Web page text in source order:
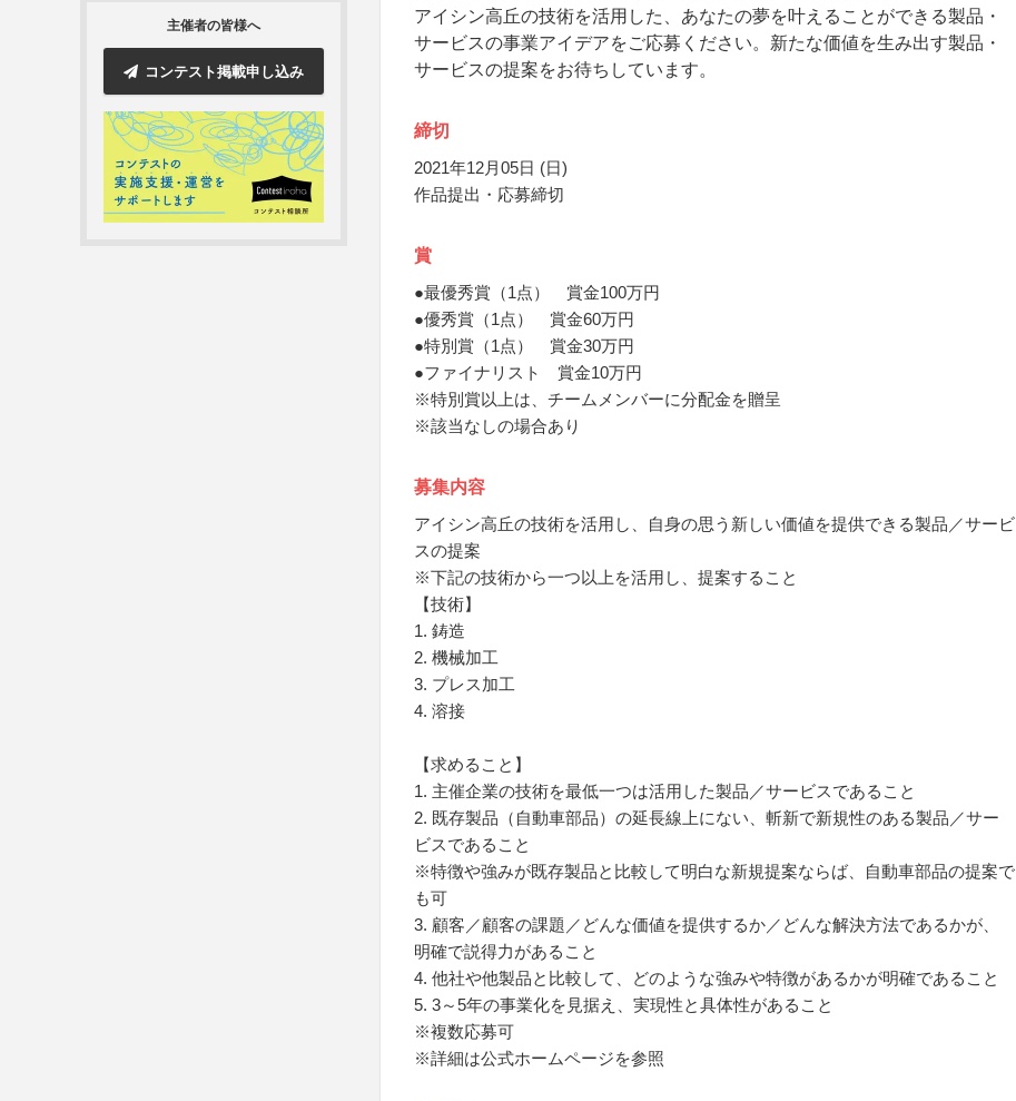
主催者の皆様へ
コンテスト掲載申し込み
アイシン高丘の技術を活用した、あなたの夢を叶えることができる製品・
サービスの事業アイデアをご応募ください。新たな価値を生み出す製品・
サービスの提案をお待ちしています。
締切
2021年12月05日 (日)
作品提出・応募締切
賞
●最優秀賞（1点） 賞金100万円
●優秀賞（1点） 賞金60万円
●特別賞（1点） 賞金30万円
●ファイナリスト 賞金10万円
※特別賞以上は、チームメンバーに分配金を贈呈
※該当なしの場合あり
募集内容
アイシン高丘の技術を活用し、自身の思う新しい価値を提供できる製品／サービ
スの提案
※下記の技術から一つ以上を活用し、提案すること
【技術】
1. 鋳造
2. 機械加工
3. プレス加工
4. 溶接
【求めること】
1. 主催企業の技術を最低一つは活用した製品／サービスであること
2. 既存製品（自動車部品）の延長線上にない、斬新で新規性のある製品／サー
ビスであること
※特徴や強みが既存製品と比較して明白な新規提案ならば、自動車部品の提案で
も可
3. 顧客／顧客の課題／どんな価値を提供するか／どんな解決方法であるかが、
明確で説得力があること
4. 他社や他製品と比較して、どのような強みや特徴があるかが明確であること
5. 3～5年の事業化を見据え、実現性と具体性があること
※複数応募可
※詳細は公式ホームページを参照